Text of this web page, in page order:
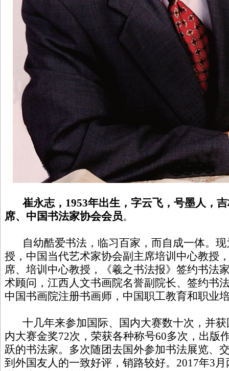
崔永志，1953年出生，字云飞，号墨人，
席、中国书法家协会会员。
自幼酷爱书法，临习百家，而自成一体。现
授，中国当代艺术家协会副主席培训中心教授
席、培训中心教授，《羲之书法报》签约书法
术顾问，江西人文书画院名誉副院长、签约书
中国书画院注册书画师，中国职工教育和职业
十几年来参加国际、国内大赛数十次，并获
内大赛金奖72次，荣获各种称号60多次，出版
跃的书法家。多次随团去国外参加书法展览、
到外国友人的一致好评，销路较好。2017年3